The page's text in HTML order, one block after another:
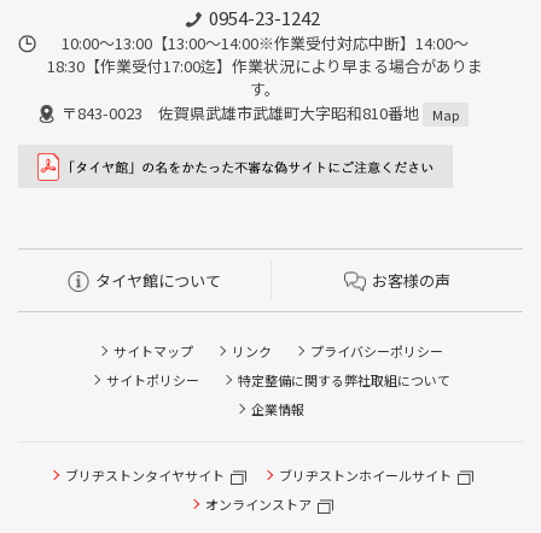
0954-23-1242
10:00～13:00【13:00～14:00※作業受付対応中断】14:00～
18:30【作業受付17:00迄】作業状況により早まる場合がありま
す。
〒843-0023 佐賀県武雄市武雄町大字昭和810番地
Map
タイヤ館について お客様の声
サイトマップ リンク
プライバシーポリシー
サイトポリシー
特定整備に関する弊社取組について
企業情報
ブリヂストンタイヤサイト
ブリヂストンホイールサイト
オンラインストア
タイヤ点検・安全点検/タイヤ履き替え/オイル交換/その他
ピット作業の予約